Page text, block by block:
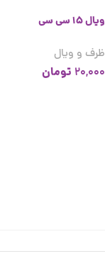
ویال 15 سی سی
ظرف و ویال
20,000 تومان